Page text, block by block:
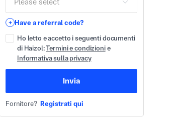
+ Have a referral code?
Ho letto e accetto i seguenti documenti
di Haizol:Termini e condizionie
Informativa sulla privacy
Invia
Fornitore? Registrati qui